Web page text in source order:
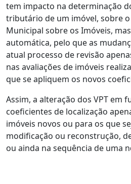
tem impacto na determinação
tributário de um imóvel, sobre
Municipal sobre os Imóveis,
automática, pelo que as
atual processo de revisão
nas avaliações de imóveis
que se apliquem os novos
Assim, a alteração dos VPT em
coeficientes de localização
imóveis novos ou para os que
modificação ou reconstrução,
ou ainda na sequência de uma